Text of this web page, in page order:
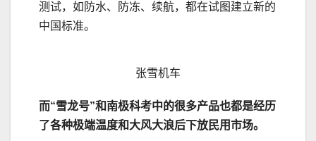
测试，如防水、防冻、续航，都在试图建立新的
中国标准。
张雪机车
而“雪龙号”和南极科考中的很多产品也都是经历
了各种极端温度和大风大浪后下放民用市场。